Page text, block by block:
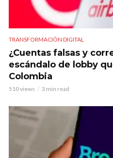
TRANSFORMACIÓN DIGITAL
¿Cuentas falsas y
escándalo de lobby
Colombia
510 views 3 min read